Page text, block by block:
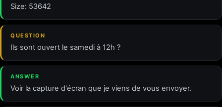
Size: 53642
QUESTION
Ils sont ouvert le samedi à 12h ?
ANSWER
Voir la capture d'écran que je viens de vous envoyer.